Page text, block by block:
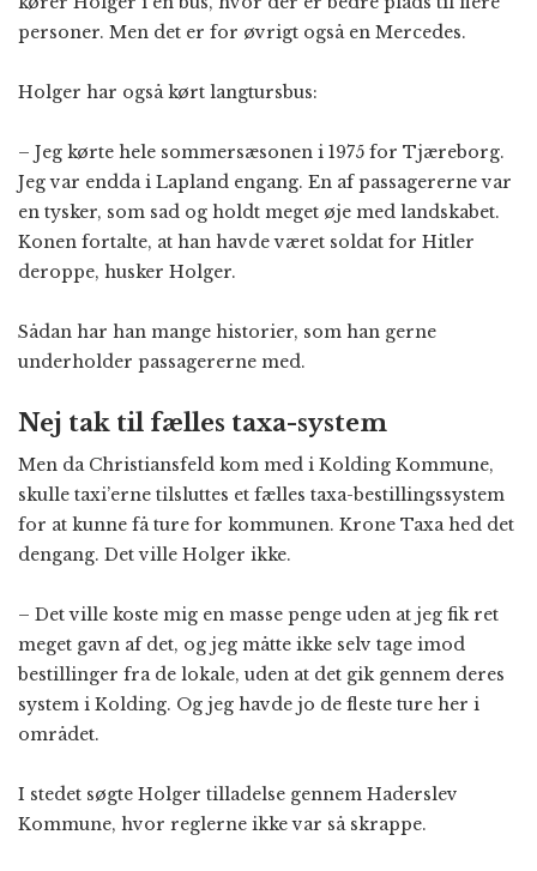
personer. Men det er for øvrigt også en Mercedes.
Holger har også kørt langtursbus:
– Jeg kørte hele sommersæsonen i 1975 for Tjæreborg.
Jeg var endda i Lapland engang. En af passagererne var
en tysker, som sad og holdt meget øje med landskabet.
Konen fortalte, at han havde været soldat for Hitler
deroppe, husker Holger.
Sådan har han mange historier, som han gerne
underholder passagererne med.
Nej tak til fælles taxa-system
Men da Christiansfeld kom med i Kolding Kommune,
skulle taxi’erne tilsluttes et fælles taxa-bestillingssystem
for at kunne få ture for kommunen. Krone Taxa hed det
dengang. Det ville Holger ikke.
– Det ville koste mig en masse penge uden at jeg fik ret
meget gavn af det, og jeg måtte ikke selv tage imod
bestillinger fra de lokale, uden at det gik gennem deres
system i Kolding. Og jeg havde jo de fleste ture her i
området.
I stedet søgte Holger tilladelse gennem Haderslev
Kommune, hvor reglerne ikke var så skrappe.